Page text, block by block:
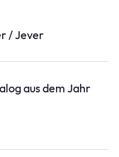
/ Jever
aus dem Jahr